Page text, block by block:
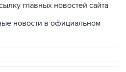
главных новостей сайта
новости в официальном